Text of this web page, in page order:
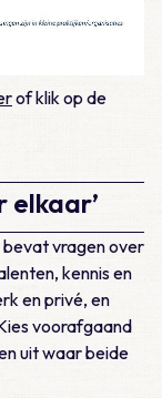
of klik op de
elkaar’
bevat vragen over
kennis en
en privé, en
voorafgaand
uit waar beide